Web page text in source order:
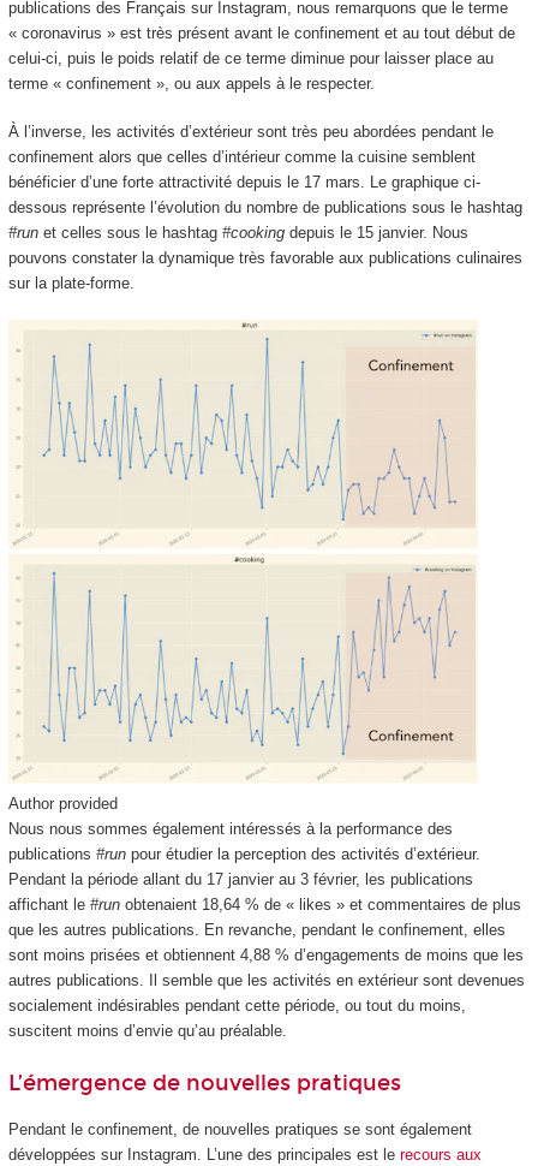
publications des Français sur Instagram, nous remarquons que le terme
« coronavirus » est très présent avant le confinement et au tout début de
celui-ci, puis le poids relatif de ce terme diminue pour laisser place au
terme « confinement », ou aux appels à le respecter.
À l’inverse, les activités d’extérieur sont très peu abordées pendant le
confinement alors que celles d’intérieur comme la cuisine semblent
bénéficier d’une forte attractivité depuis le 17 mars. Le graphique ci-
dessous représente l’évolution du nombre de publications sous le hashtag
#runet celles sous le hashtag #cookingdepuis le 15 janvier. Nous
pouvons constater la dynamique très favorable aux publications culinaires
sur la plate-forme.
Author provided
Nous nous sommes également intéressés à la performance des
publications #runpour étudier la perception des activités d’extérieur.
Pendant la période allant du 17 janvier au 3 février, les publications
affichant le #runobtenaient 18,64 % de « likes » et commentaires de plus
que les autres publications. En revanche, pendant le confinement, elles
sont moins prisées et obtiennent 4,88 % d’engagements de moins que les
autres publications. Il semble que les activités en extérieur sont devenues
socialement indésirables pendant cette période, ou tout du moins,
suscitent moins d’envie qu’au préalable.
L’émergence de nouvelles pratiques
Pendant le confinement, de nouvelles pratiques se sont également
développées sur Instagram. L’une des principales est le recours aux